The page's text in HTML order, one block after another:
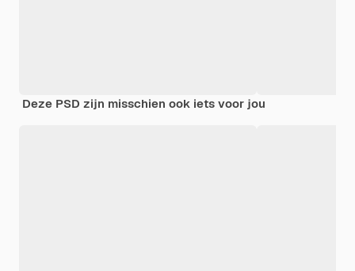
Deze PSD zijn misschien ook iets voor jou